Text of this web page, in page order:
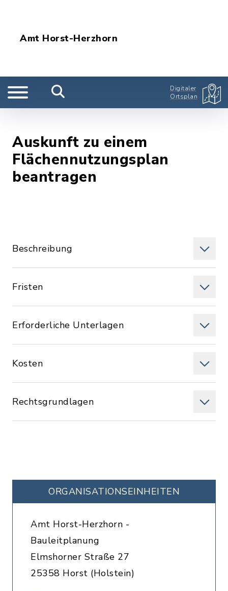
Amt Horst-Herzhorn
Digitaler
Ortsplan
Auskunft zu einem
Flächennutzungsplan
beantragen
Beschreibung
Fristen
Erforderliche Unterlagen
Kosten
Rechtsgrundlagen
ORGANISATIONS­EINHEITEN
Amt Horst-Herzhorn -
Bauleitplanung
Elmshorner Straße 27
25358 Horst (Holstein)